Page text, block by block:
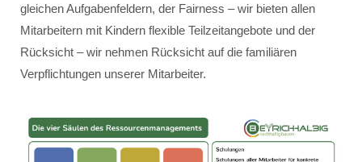
gleichen Aufgabenfeldern, der Fairness – wir bieten allen
Mitarbeitern mit Kindern flexible Teilzeitangebote und der
Rücksicht – wir nehmen Rücksicht auf die familiären
Verpflichtungen unserer Mitarbeiter.